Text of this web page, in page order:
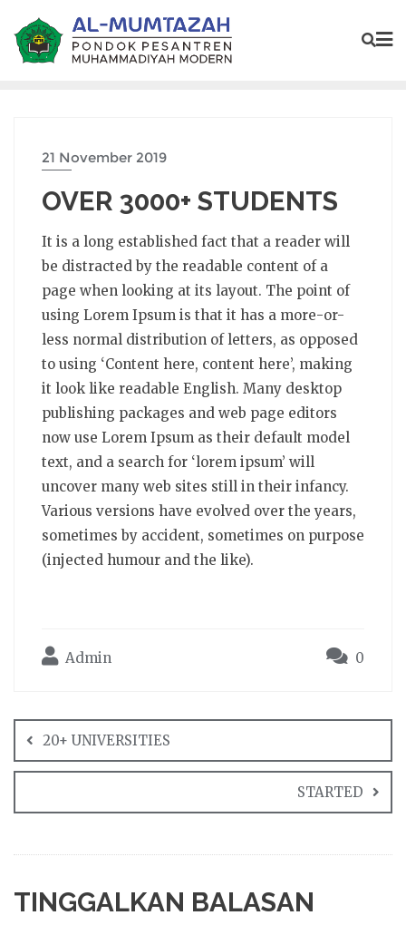
21 November 2019
OVER 3000+ STUDENTS
It is a long established fact that a reader will
be distracted by the readable content of a
page when looking at its layout. The point of
using Lorem Ipsum is that it has a more-or-
less normal distribution of letters, as opposed
to using ‘Content here, content here’, making
it look like readable English. Many desktop
publishing packages and web page editors
now use Lorem Ipsum as their default model
text, and a search for ‘lorem ipsum’ will
uncover many web sites still in their infancy.
Various versions have evolved over the years,
sometimes by accident, sometimes on purpose
(injected humour and the like).
Admin 0
20+ UNIVERSITIES
STARTED
TINGGALKAN BALASAN